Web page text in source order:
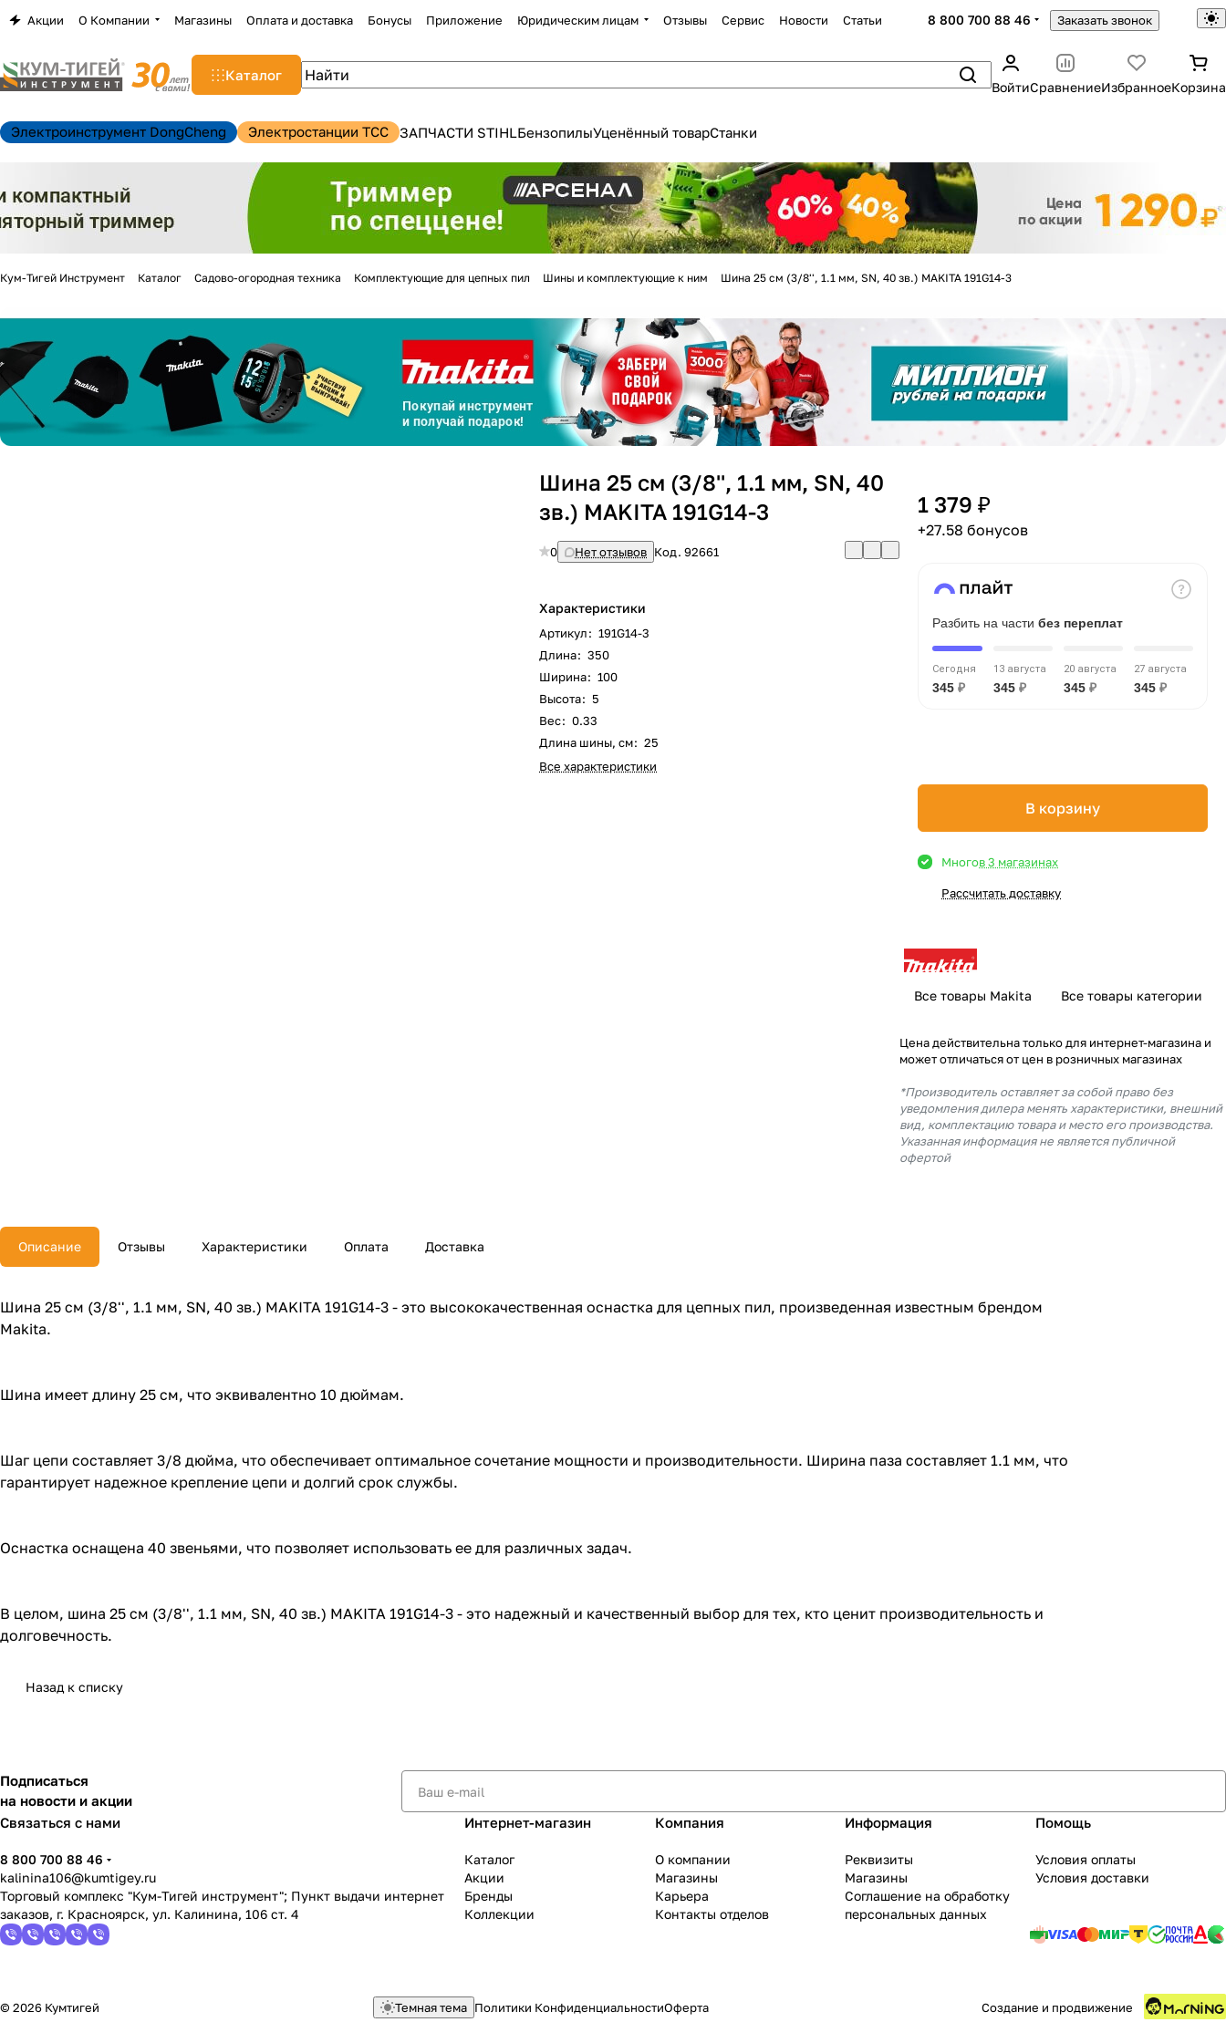
Акции О Компании Магазины Оплата и доставка Бонусы Приложение Юридическим лицам Отзывы Сервис Новости Статьи 8 800 700 88 46 Заказать звонок
Каталог
ВойтиСравнениеИзбранноеКорзина
Электроинструмент DongCheng Электростанции TCC ЗАПЧАСТИ STIHLБензопилыУценённый товарСтанки
Кум-Тигей Инструмент Каталог Садово-огородная техника Комплектующие для цепных пил Шины и комплектующие к ним Шина 25 см (3/8'', 1.1 мм, SN, 40 зв.) MAKITA 191G14-3
Шина 25 см (3/8'', 1.1 мм, SN, 40
зв.) MAKITA 191G14-3
0 Нет отзывов Код.92661
Характеристики
Артикул: 191G14-3
Длина: 350
Ширина: 100
Высота: 5
Вес: 0.33
Длина шины, см: 25
Все характеристики
1 379 ₽
+27.58 бонусов
Разбить на части без переплат
Сегодня
345 ₽
13 августа
345 ₽
20 августа
345 ₽
27 августа
345 ₽
В корзину
Многов 3 магазинах
Рассчитать доставку
Все товары Makita Все товары категории
Цена действительна только для интернет-магазина и
может отличаться от цен в розничных магазинах
*Производитель оставляет за собой право без
уведомления дилера менять характеристики, внешний
вид, комплектацию товара и место его производства.
Указанная информация не является публичной
офертой
Описание Отзывы Характеристики Оплата Доставка
Шина 25 см (3/8'', 1.1 мм, SN, 40 зв.) MAKITA 191G14-3 - это высококачественная оснастка для цепных пил, произведенная известным брендом
Makita.
Шина имеет длину 25 см, что эквивалентно 10 дюймам.
Шаг цепи составляет 3/8 дюйма, что обеспечивает оптимальное сочетание мощности и производительности. Ширина паза составляет 1.1 мм, что
гарантирует надежное крепление цепи и долгий срок службы.
Оснастка оснащена 40 звеньями, что позволяет использовать ее для различных задач.
В целом, шина 25 см (3/8'', 1.1 мм, SN, 40 зв.) MAKITA 191G14-3 - это надежный и качественный выбор для тех, кто ценит производительность и
долговечность.
Назад к списку
Подписаться
на новости и акции
Связаться с нами
8 800 700 88 46
kalinina106@kumtigey.ru
Торговый комплекс "Кум-Тигей инструмент"; Пункт выдачи интернет
заказов, г. Красноярск, ул. Калинина, 106 ст. 4
Интернет-магазин
Каталог
Акции
Бренды
Коллекции
Компания
О компании
Магазины
Карьера
Контакты отделов
Информация
Реквизиты
Магазины
Соглашение на обработку
персональных данных
Помощь
Условия оплаты
Условия доставки
© 2026 Кумтигей Темная тема Политики КонфиденциальностиОферта Создание и продвижение
Для клиентов всех банков
на частибез переплат
График платежей
Добавляйте товары
Оплачивайте сегодня только
% картой любого банка
Получайте товар